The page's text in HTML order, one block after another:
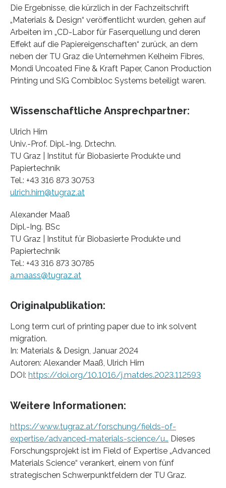
Die Ergebnisse, die kürzlich in der Fachzeitschrift
„Materials & Design“ veröffentlicht wurden, gehen auf
Arbeiten im „CD-Labor für Faserquellung und deren
Effekt auf die Papiereigenschaften“ zurück, an dem
neben der TU Graz die Unternehmen Kelheim Fibres,
Mondi Uncoated Fine & Kraft Paper, Canon Production
Printing und SIG Combibloc Systems beteiligt waren.
Wissenschaftliche Ansprechpartner:
Ulrich Hirn
Univ.-Prof. Dipl.-Ing. Dr.techn.
TU Graz | Institut für Biobasierte Produkte und
Papiertechnik
Tel.: +43 316 873 30753
ulrich.hirn@tugraz.at
Alexander Maaß
Dipl.-Ing. BSc
TU Graz | Institut für Biobasierte Produkte und
Papiertechnik
Tel.: +43 316 873 30785
a.maass@tugraz.at
Originalpublikation:
Long term curl of printing paper due to ink solvent
migration.
In: Materials & Design, Januar 2024
Autoren: Alexander Maaß, Ulrich Hirn
DOI: https://doi.org/10.1016/j.matdes.2023.112593
Weitere Informationen:
https://www.tugraz.at/forschung/fields-of-
expertise/advanced-materials-science/u… Dieses
Forschungsprojekt ist im Field of Expertise „Advanced
Materials Science“ verankert, einem von fünf
strategischen Schwerpunktfeldern der TU Graz.